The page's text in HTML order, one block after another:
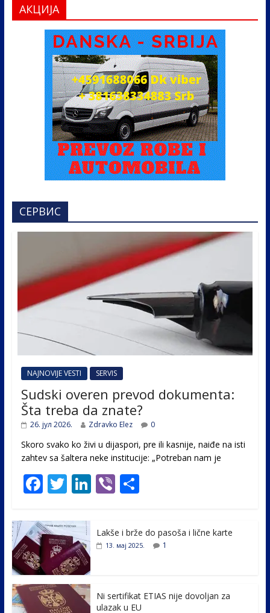
АКЦИЈА
СЕРВИС
NAJNOVIJE VESTI SERVIS
Sudski overen prevod dokumenta:
Šta treba da znate?
26. јул 2026. Zdravko Elez 0
Skoro svako ko živi u dijaspori, pre ili kasnije, naiđe na isti
zahtev sa šaltera neke institucije: „Potreban nam je
F
e
b
o
o
k
T
itt
er
Li
e
Vi
er
S
ar
e
Lakše i brže do pasoša i lične karte
13. мај 2025. 1
Ni sertifikat ETIAS nije dovoljan za
ulazak u EU